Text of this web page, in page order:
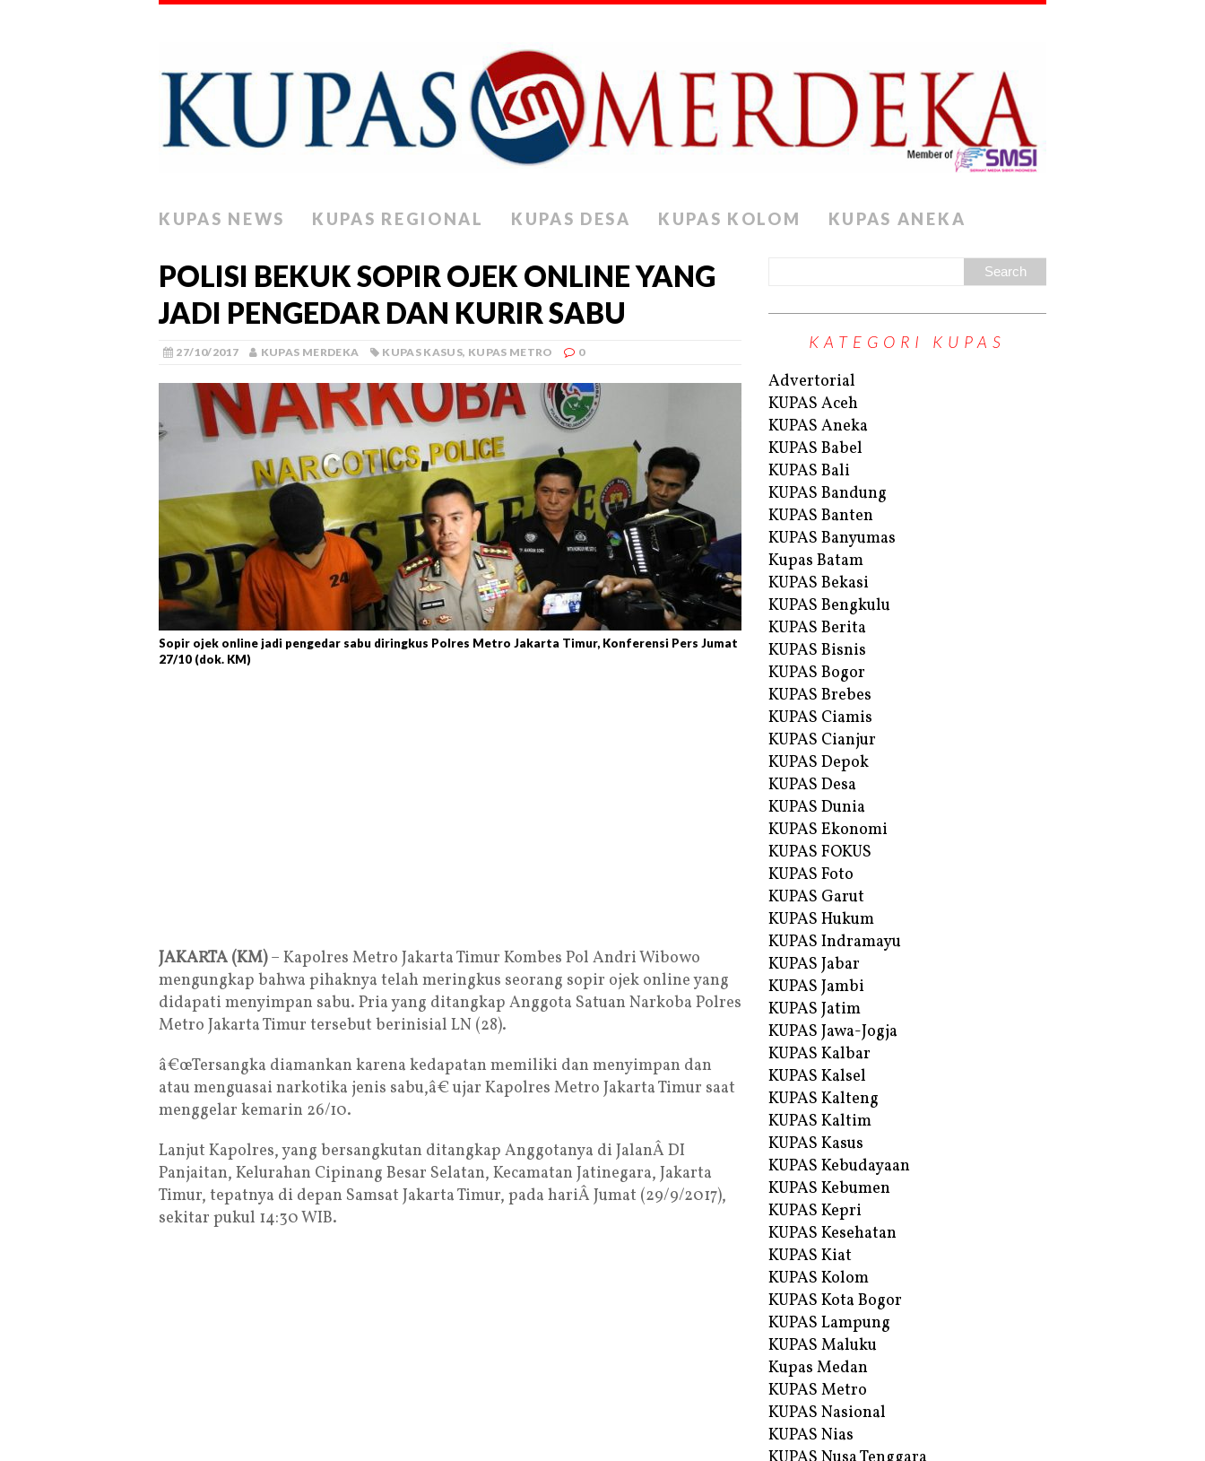
KUPAS NEWS KUPAS REGIONAL KUPAS DESA KUPAS KOLOM KUPAS ANEKA
POLISI BEKUK SOPIR OJEK ONLINE YANG
JADI PENGEDAR DAN KURIR SABU
27/10/2017 KUPAS MERDEKA KUPAS KASUS, KUPAS METRO 0
Sopir ojek online jadi pengedar sabu diringkus Polres Metro Jakarta Timur, Konferensi Pers Jumat
27/10 (dok. KM)
JAKARTA (KM)– Kapolres Metro Jakarta Timur Kombes Pol Andri Wibowo
mengungkap bahwa pihaknya telah meringkus seorang sopir ojek online yang
didapati menyimpan sabu. Pria yang ditangkap Anggota Satuan Narkoba Polres
Metro Jakarta Timur tersebut berinisial LN (28).
â€œTersangka diamankan karena kedapatan memiliki dan menyimpan dan
atau menguasai narkotika jenis sabu,â€ ujar Kapolres Metro Jakarta Timur saat
menggelar kemarin 26/10.
Lanjut Kapolres, yang bersangkutan ditangkap Anggotanya di JalanÂ DI
Panjaitan, Kelurahan Cipinang Besar Selatan, Kecamatan Jatinegara, Jakarta
Timur, tepatnya di depan Samsat Jakarta Timur, pada hariÂ Jumat (29/9/2017),
sekitar pukul 14:30 WIB.
KATEGORI KUPAS
Advertorial
KUPAS Aceh
KUPAS Aneka
KUPAS Babel
KUPAS Bali
KUPAS Bandung
KUPAS Banten
KUPAS Banyumas
Kupas Batam
KUPAS Bekasi
KUPAS Bengkulu
KUPAS Berita
KUPAS Bisnis
KUPAS Bogor
KUPAS Brebes
KUPAS Ciamis
KUPAS Cianjur
KUPAS Depok
KUPAS Desa
KUPAS Dunia
KUPAS Ekonomi
KUPAS FOKUS
KUPAS Foto
KUPAS Garut
KUPAS Hukum
KUPAS Indramayu
KUPAS Jabar
KUPAS Jambi
KUPAS Jatim
KUPAS Jawa-Jogja
KUPAS Kalbar
KUPAS Kalsel
KUPAS Kalteng
KUPAS Kaltim
KUPAS Kasus
KUPAS Kebudayaan
KUPAS Kebumen
KUPAS Kepri
KUPAS Kesehatan
KUPAS Kiat
KUPAS Kolom
KUPAS Kota Bogor
KUPAS Lampung
KUPAS Maluku
Kupas Medan
KUPAS Metro
KUPAS Nasional
KUPAS Nias